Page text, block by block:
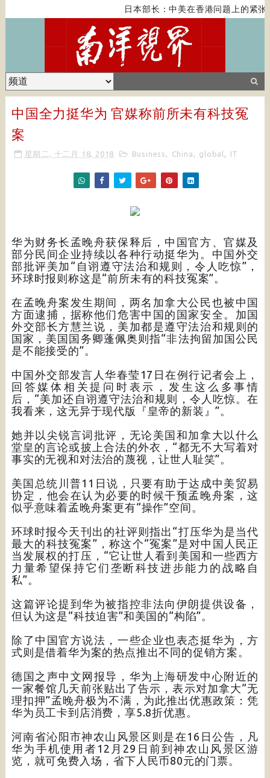
日本部长：中美在香港问题上的紧张
中国全力挺华为 官媒称前所未有科技冤
案
星期二, 十二月 18, 2018 Business , China , global , IT
华为财务长孟晚舟获保释后，中国官方、官媒及
部分民间企业持续以各种行动挺华为。中国外交
部批评美加“自诩遵守法治和规则，令人吃惊”，
环球时报则称这是“前所未有的科技冤案”。
在孟晚舟案发生期间，两名加拿大公民也被中国
方面逮捕，据称他们危害中国的国家安全。加国
外交部长方慧兰说，美加都是遵守法治和规则的
国家，美国国务卿蓬佩奥则指“非法拘留加国公民
是不能接受的”。
中国外交部发言人华春莹17日在例行记者会上，
回答媒体相关提问时表示，发生这么多事情
后，“美加还自诩遵守法治和规则，令人吃惊。在
我看来，这无异于现代版『皇帝的新装』”。
她并以尖锐言词批评，无论美国和加拿大以什么
堂皇的言论或披上合法的外衣，“都无不大写着对
事实的无视和对法治的蔑视，让世人耻笑”。
美国总统川普11日说，只要有助于达成中美贸易
协定，他会在认为必要的时候干预孟晚舟案，这
似乎意味着孟晚舟案更有“操作”空间。
环球时报今天刊出的社评则指出“打压华为是当代
最大的科技冤案”，称这个“冤案”是对中国人民正
当发展权的打压，“它让世人看到美国和一些西方
力量希望保持它们垄断科技进步能力的战略自
私”。
这篇评论提到华为被指控非法向伊朗提供设备，
但认为这是“科技迫害”和美国的“构陷”。
除了中国官方说法，一些企业也表态挺华为，方
式则是借着华为案的热点推出不同的促销方案。
德国之声中文网报导，华为上海研发中心附近的
一家餐馆几天前张贴出了告示，表示对加拿大“无
理扣押”孟晚舟极为不满，为此推出优惠政策：凭
华为员工卡到店消费，享5.8折优惠。
河南省沁阳市神农山风景区则是在16日公告，凡
华为手机使用者12月29日前到神农山风景区游
览，就可免费入场，省下人民币80元的门票。